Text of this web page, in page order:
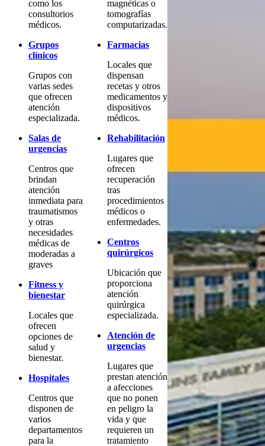
como los
consultorios
médicos.
Grupos
clínicos
Grupos con
varias sedes
que ofrecen
atención
especializada.
Salas de
urgencias
Centros que
brindan
atención
inmediata para
traumatismos
y otras
necesidades
médicas de
moderadas a
graves
Fitness y
bienestar
Locales que
ofrecen
opciones de
salud y
bienestar.
Hospitales
Centros que
disponen de
varios
departamentos
para la
magnéticas o
tomografías
computarizadas.
Farmacias
Locales que
dispensan
recetas y otros
medicamentos y
dispositivos
médicos.
Rehabilitación
Lugares que
ofrecen
recuperación
tras
procedimientos
médicos o
enfermedades.
Centros
quirúrgicos
Ubicación que
proporciona
atención
quirúrgica
especializada.
Atención de
urgencias
Lugares que
prestan atención
a afecciones
que no ponen
en peligro la
vida y que
requieren un
tratamiento